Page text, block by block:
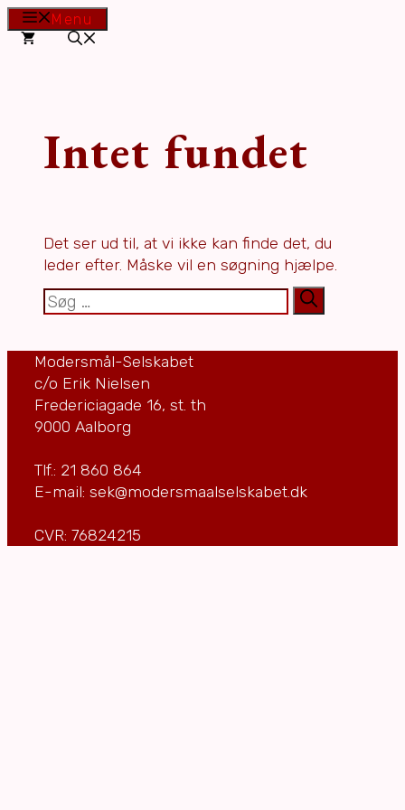
Hop
Menu
Intet fundet
Det ser ud til, at vi ikke kan finde det, du
leder efter. Måske vil en søgning hjælpe.
Søg
efter:
Modersmål-Selskabet
c/o Erik Nielsen
Fredericiagade 16, st. th
9000 Aalborg
Tlf.: 21 860 864
E-mail: sek@modersmaalselskabet.dk
CVR: 76824215